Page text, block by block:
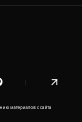
материалов с сайта